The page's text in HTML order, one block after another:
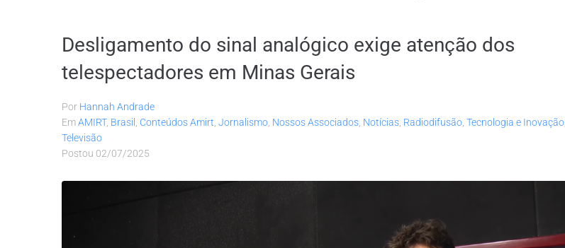
Desligamento do sinal analógico exige atenção dos
telespectadores em Minas Gerais
Por Hannah Andrade
EmAMIRT, Brasil Conteúdos Amirt Jornalismo Nossos Associados Notícias Radiodifusão Tecnologia e Inovação
Televisão
Postou 02/07/2025